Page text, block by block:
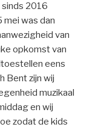
sinds 2016
was dan
van
opkomst van
eens
Bent zijn wij
muzikaal
en wij
zodat de kids